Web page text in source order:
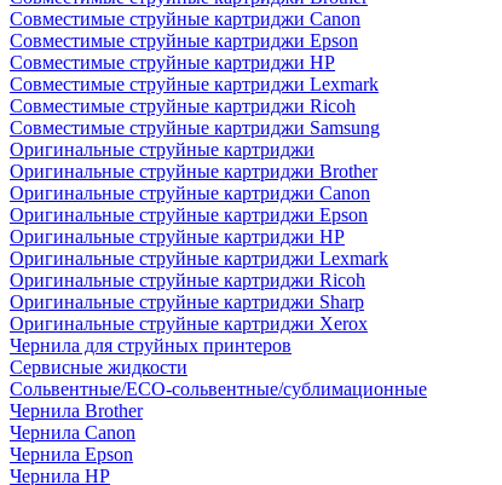
Совместимые струйные картриджи Canon
Совместимые струйные картриджи Epson
Совместимые струйные картриджи HP
Совместимые струйные картриджи Lexmark
Совместимые струйные картриджи Ricoh
Совместимые струйные картриджи Samsung
Оригинальные струйные картриджи
Оригинальные струйные картриджи Brother
Оригинальные струйные картриджи Canon
Оригинальные струйные картриджи Epson
Оригинальные струйные картриджи HP
Оригинальные струйные картриджи Lexmark
Оригинальные струйные картриджи Ricoh
Оригинальные струйные картриджи Sharp
Оригинальные струйные картриджи Xerox
Чернила для струйных принтеров
Сервисные жидкости
Сольвентные/ECO-сольвентные/сублимационные
Чернила Brother
Чернила Canon
Чернила Epson
Чернила HP